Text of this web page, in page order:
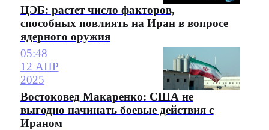
ЦЭБ: растет число факторов,
способных повлиять на Иран в вопросе
ядерного оружия
05:48
12 АПР
2025
Востоковед Макаренко: США не
выгодно начинать боевые действия с
Ираном